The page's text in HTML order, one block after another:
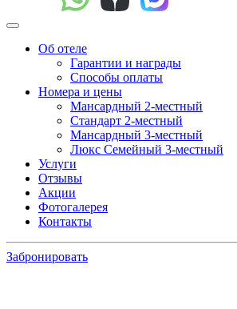
Об отеле
Гарантии и награды
Способы оплаты
Номера и цены
Мансардный 2-местный
Стандарт 2-местный
Мансардный 3-местный
Люкс Семейный 3-местный
Услуги
Отзывы
Акции
Фотогалерея
Контакты
Забронировать